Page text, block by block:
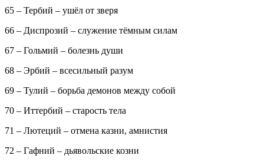
65 – Тербий – ушёл от зверя
66 – Диспрозий – служение тёмным силам
67 – Гольмий – болезнь души
68 – Эрбий – всесильный разум
69 – Тулий – борьба демонов между собой
70 – Иттербий – старость тела
71 – Лютеций – отмена казни, амнистия
72 – Гафний – дьявольские козни